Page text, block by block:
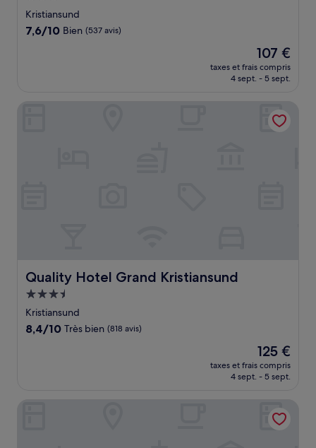
3.0 étoiles
Kristiansund
7.6
7,6/10 Bien (537 avis)
Le
nouveau
prix
de
107 €
107 €
taxes et frais compris
4 sept. - 5 sept.
Quality Hotel Grand Kristiansund
Quality Hotel Grand Kristiansund
Hébergement
3.5 étoiles
Kristiansund
8.4
8,4/10 Très bien (818 avis)
Le
nouveau
prix
de
125 €
125 €
taxes et frais compris
4 sept. - 5 sept.